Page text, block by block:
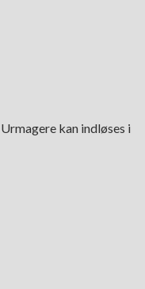
kan indløses i